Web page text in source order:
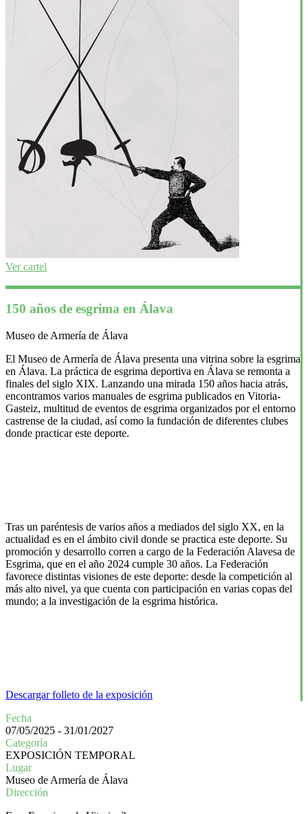
Ver cartel
150 años de esgrima en Álava
Museo de Armería de Álava
El Museo de Armería de Álava presenta una vitrina sobre la esgrima
en Álava. La práctica de esgrima deportiva en Álava se remonta a
finales del siglo XIX. Lanzando una mirada 150 años hacia atrás,
encontramos varios manuales de esgrima publicados en Vitoria-
Gasteiz, multitud de eventos de esgrima organizados por el entorno
castrense de la ciudad, así como la fundación de diferentes clubes
donde practicar este deporte.
Tras un paréntesis de varios años a mediados del siglo XX, en la
actualidad es en el ámbito civil donde se practica este deporte. Su
promoción y desarrollo corren a cargo de la Federación Alavesa de
Esgrima, que en el año 2024 cumple 30 años. La Federación
favorece distintas visiones de este deporte: desde la competición al
más alto nivel, ya que cuenta con participación en varias copas del
mundo; a la investigación de la esgrima histórica.
Descargar folleto de la exposición
Fecha
07/05/2025 - 31/01/2027
Categoría
EXPOSICIÓN TEMPORAL
Lugar
Museo de Armería de Álava
Dirección